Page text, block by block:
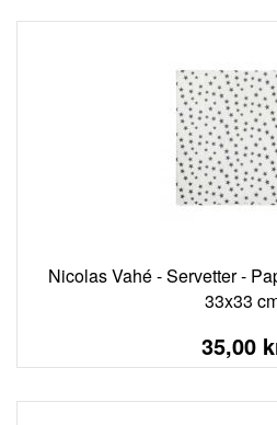
Nicolas Vahé - Servetter -
33x33
35,00